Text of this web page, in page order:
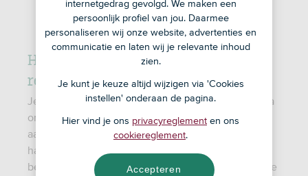
Hoe kan ik onze gezamenlijke
rekening opheffen?
Je kunt de gezamenlijke rekening zelf opheffen via
online bankieren op je computer. Je moet dan
aanvinken dat je ex-partner akkoord gaat met deze
handeling. Je ex krijgt hierover ook een brief ter
bevestiging. Is er een spaarrekening op naam van je
internetgedrag gevolgd. We maken een
persoonlijk profiel van jou. Daarmee
personaliseren wij onze website, advertenties en
communicatie en laten wij je relevante inhoud
zien.
Je kunt je keuze altijd wijzigen via 'Cookies
instellen' onderaan de pagina.
Hier vind je ons privacyreglement en ons
cookiereglement.
Accepteren